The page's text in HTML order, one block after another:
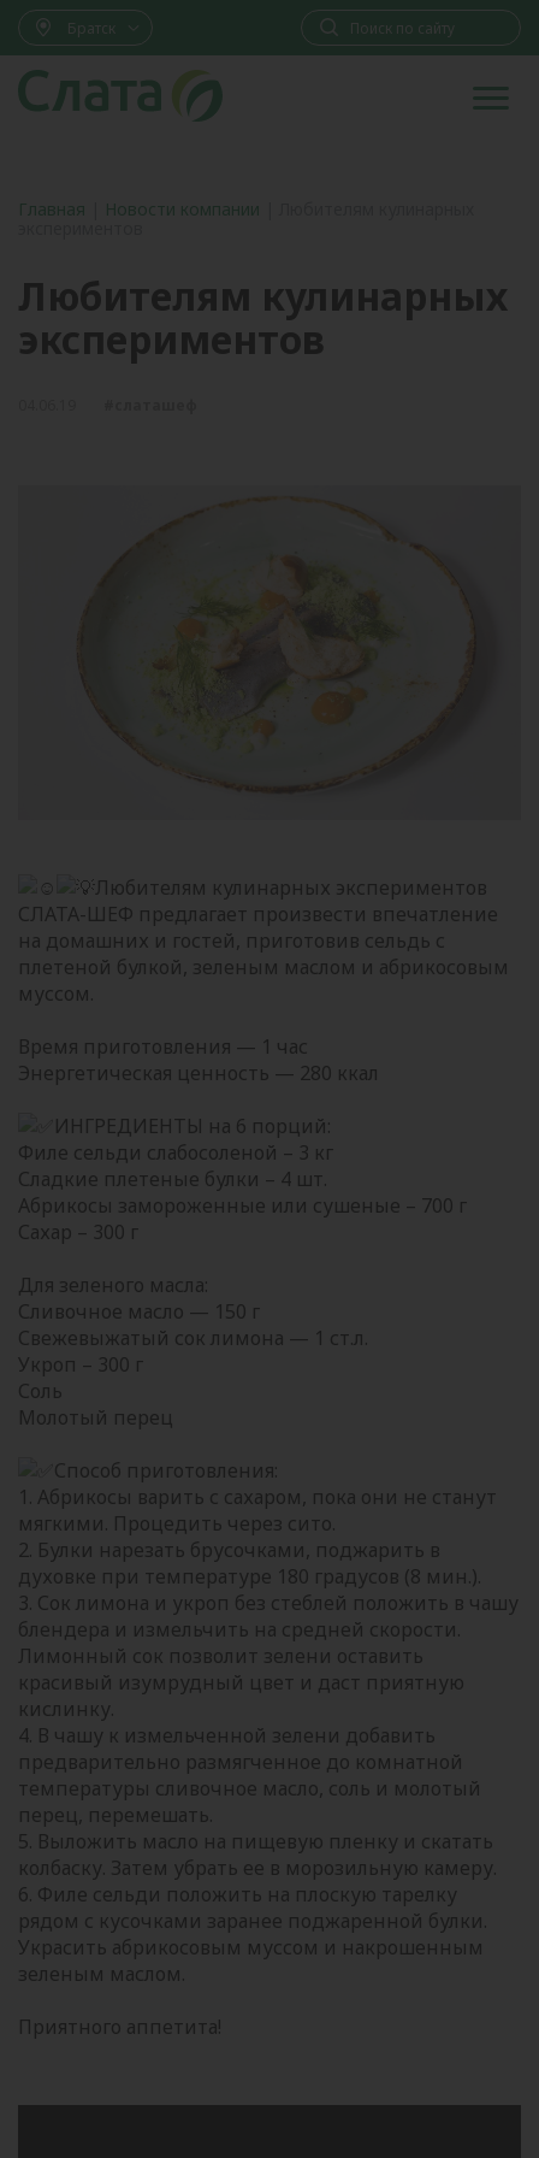
Братск
Главная Новости компании
Любителям кулинарных
экспериментов
Любителям кулинарных экспериментов
СЛАТА-ШЕФ предлагает произвести впечатление
на домашних и гостей, приготовив сельдь с
плетеной булкой, зеленым маслом и абрикосовым
муссом.
Время приготовления — 1 час
Энергетическая ценность — 280 ккал
ИНГРЕДИЕНТЫ на 6 порций:
Филе сельди слабосоленой – 3 кг
Сладкие плетеные булки – 4 шт.
Абрикосы замороженные или сушеные – 700 г
Сахар – 300 г
Для зеленого масла:
Сливочное масло — 150 г
Свежевыжатый сок лимона — 1 ст.л.
Укроп – 300 г
Соль
Молотый перец
Способ приготовления:
1. Абрикосы варить с сахаром, пока они не станут
мягкими. Процедить через сито.
2. Булки нарезать брусочками, поджарить в
духовке при температуре 180 градусов (8 мин.).
3. Сок лимона и укроп без стеблей положить в чашу
блендера и измельчить на средней скорости.
Лимонный сок позволит зелени оставить
красивый изумрудный цвет и даст приятную
кислинку.
4. В чашу к измельченной зелени добавить
предварительно размягченное до комнатной
температуры сливочное масло, соль и молотый
перец, перемешать.
5. Выложить масло на пищевую пленку и скатать
колбаску. Затем убрать ее в морозильную камеру.
6. Филе сельди положить на плоскую тарелку
рядом с кусочками заранее поджаренной булки.
Украсить абрикосовым муссом и накрошенным
зеленым маслом.
Приятного аппетита!